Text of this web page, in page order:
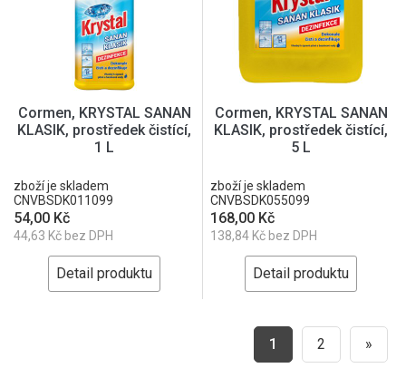
Cormen, KRYSTAL SANAN
KLASIK, prostředek čistící,
1 L
zboží je skladem
CNVBSDK011099
54,00 Kč
44,63 Kč bez DPH
Detail produktu
Cormen, KRYSTAL SANAN
KLASIK, prostředek čistící,
5 L
zboží je skladem
CNVBSDK055099
168,00 Kč
138,84 Kč bez DPH
Detail produktu
1 2 »